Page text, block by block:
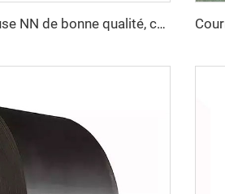
Courroie transporteuse NN de bonne qualité, courroie transporteuse sur commande OEM personnalisable